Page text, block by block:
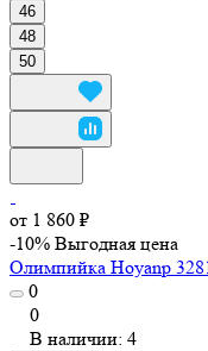
46
48
50
от 1 860 ₽
-10% Выгодная цена
Олимпийка Hoyanp
0
0
В наличии: 4